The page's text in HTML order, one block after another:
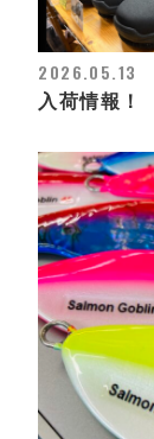
2026.05.13
入荷情報！